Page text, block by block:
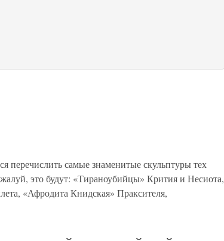
перечислить самые знаменитые скульптуры тех
это будут: «Тираноубийцы» Крития и Несиота,
«Афродита Книдская» Праксителя,